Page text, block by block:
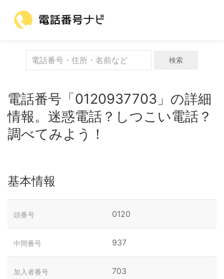
検索
電話番号「0120937703」の詳細
情報。迷惑電話？しつこい電話？
調べてみよう！
基本情報
頭番号 0120
中間番号 937
加入者番号 703